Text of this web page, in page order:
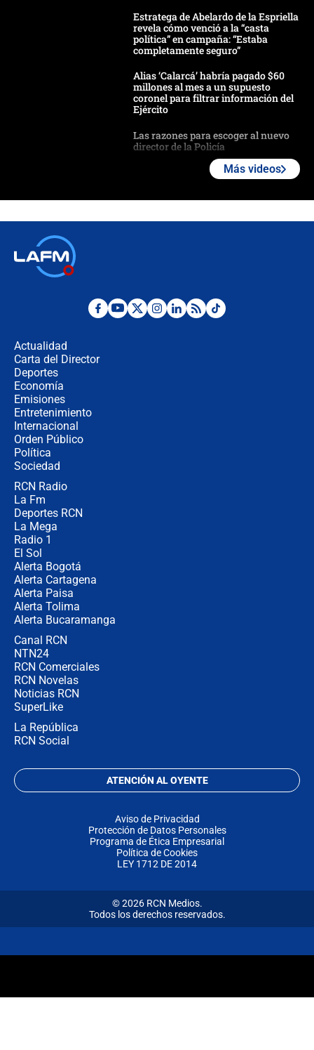
Estratega de Abelardo de la Espriella
revela cómo venció a la “casta
política” en campaña: “Estaba
completamente seguro”
Alias ‘Calarcá’ habría pagado $60
millones al mes a un supuesto
coronel para filtrar información del
Ejército
Las razones para escoger al nuevo
director de la Policía
"No hubo fraude ni posibilidad de
Más videos
Actualidad
Carta del Director
Deportes
Economía
Emisiones
Entretenimiento
Internacional
Orden Público
Política
Sociedad
RCN Radio
La Fm
Deportes RCN
La Mega
Radio 1
El Sol
Alerta Bogotá
Alerta Cartagena
Alerta Paisa
Alerta Tolima
Alerta Bucaramanga
Canal RCN
NTN24
RCN Comerciales
RCN Novelas
Noticias RCN
SuperLike
La República
RCN Social
ATENCIÓN AL OYENTE
Aviso de Privacidad
Protección de Datos Personales
Programa de Ética Empresarial
Política de Cookies
LEY 1712 DE 2014
© 2026 RCN Medios.
Todos los derechos reservados.